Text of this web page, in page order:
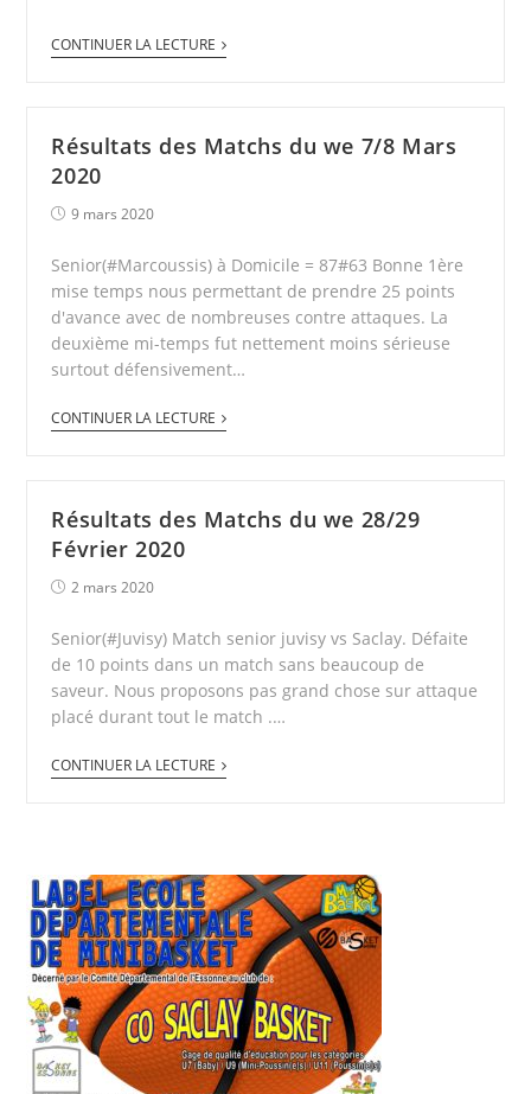
CONTINUER LA LECTURE
Résultats des Matchs du we 7/8 Mars
2020
9 mars 2020
Senior(#Marcoussis) à Domicile = 87#63 Bonne 1ère
mise temps nous permettant de prendre 25 points
d'avance avec de nombreuses contre attaques. La
deuxième mi-temps fut nettement moins sérieuse
surtout défensivement…
CONTINUER LA LECTURE
Résultats des Matchs du we 28/29
Février 2020
2 mars 2020
Senior(#Juvisy) Match senior juvisy vs Saclay. Défaite
de 10 points dans un match sans beaucoup de
saveur. Nous proposons pas grand chose sur attaque
placé durant tout le match .…
CONTINUER LA LECTURE